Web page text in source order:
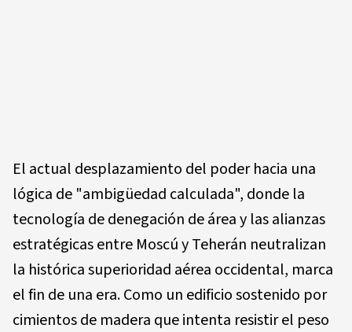
El actual desplazamiento del poder hacia una
lógica de "ambigüedad calculada", donde la
tecnología de denegación de área y las alianzas
estratégicas entre Moscú y Teherán neutralizan
la histórica superioridad aérea occidental, marca
el fin de una era. Como un edificio sostenido por
cimientos de madera que intenta resistir el peso